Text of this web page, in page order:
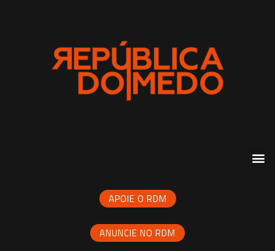
APOIE O RDM
ANUNCIE NO RDM